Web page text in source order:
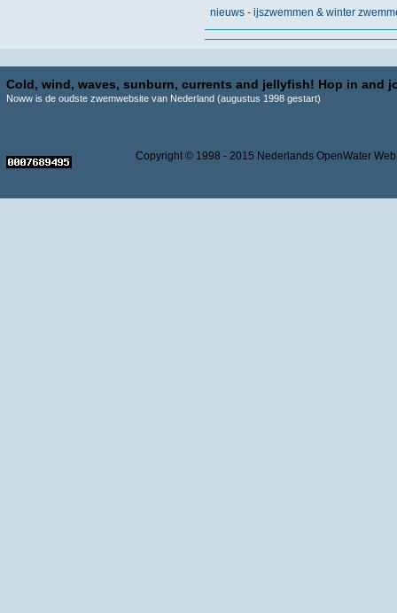
nieuws - ijszwemmen & winter
Cold, wind, waves, sunburn, currents and jellyfish! Hop in and
Noww is de oudste zwemwebsite van Nederland (augustus 1998 gestart)
Copyright © 1998 - 2015 Nederlands OpenWater